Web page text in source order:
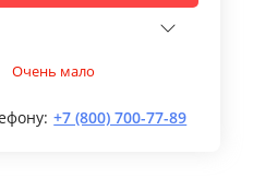
Очень мало
+7 (800) 700-77-89